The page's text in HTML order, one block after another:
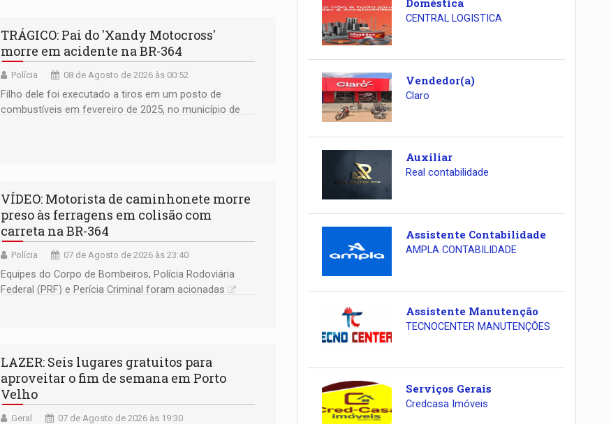
TRÁGICO: Pai do 'Xandy Motocross'
morre em acidente na BR-364
Polícia 08 de Agosto de 2026 às 00:52
Filho dele foi executado a tiros em um posto de
combustíveis em fevereiro de 2025, no município de
VÍDEO: Motorista de caminhonete morre
preso às ferragens em colisão com
carreta na BR-364
Polícia 07 de Agosto de 2026 às 23:40
Equipes do Corpo de Bombeiros, Polícia Rodoviária
Federal (PRF) e Perícia Criminal foram acionadas
LAZER: Seis lugares gratuitos para
aproveitar o fim de semana em Porto
Velho
Geral 07 de Agosto de 2026 às 19:30
Doméstica
CENTRAL LOGISTICA
Vendedor(a)
Claro
Auxiliar
Real contabilidade
Assistente Contabilidade
AMPLA CONTABILIDADE
Assistente Manutenção
TECNOCENTER MANUTENÇÕES
Serviços Gerais
Credcasa Imóveis